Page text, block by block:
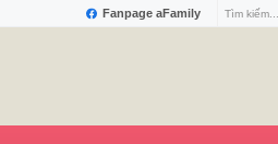
Fanpage aFamily